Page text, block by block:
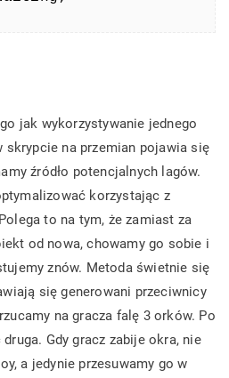
jak wykorzystywanie jednego
na przemian pojawia się
źródło potencjalnych lagów.
korzystając z
to na tym, że zamiast za
od nowa, chowamy go sobie i
znów. Metoda świetnie się
się generowani przeciwnicy
na gracza falę 3 orków. Po
Gdy gracz zabije okra, nie
a jedynie przesuwamy go w